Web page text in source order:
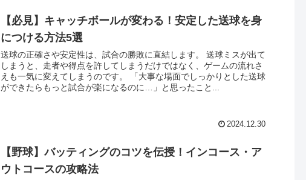
【必見】キャッチボールが変わる！安定した送球を身
につける方法5選
送球の正確さや安定性は、試合の勝敗に直結します。 送球ミスが出て
しまうと、走者や得点を許してしまうだけではなく、ゲームの流れさ
えも一気に変えてしまうのです。 「大事な場面でしっかりとした送球
ができたらもっと試合が楽になるのに…」と思ったこと...
2024.12.30
【野球】バッティングのコツを伝授！インコース・ア
ウトコースの攻略法